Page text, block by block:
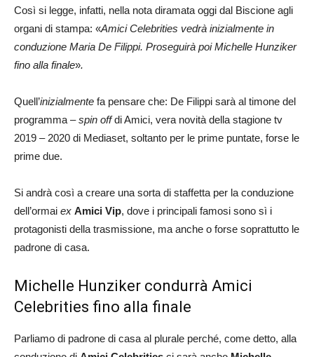
Così si legge, infatti, nella nota diramata oggi dal Biscione agli
organi di stampa: «Amici Celebrities vedrà inizialmente in
conduzione Maria De Filippi. Proseguirà poi Michelle Hunziker
fino alla finale».
Quell’inizialmente fa pensare che: De Filippi sarà al timone del
programma –spin offdi Amici, vera novità della stagione tv
2019 – 2020 di Mediaset, soltanto per le prime puntate, forse le
prime due.
Si andrà così a creare una sorta di staffetta per la conduzione
dell’ormai ex Amici Vip, dove i principali famosi sono sì i
protagonisti della trasmissione, ma anche o forse soprattutto le
padrone di casa.
Michelle Hunziker condurrà Amici
Celebrities fino alla finale
Parliamo di padrone di casa al plurale perché, come detto, alla